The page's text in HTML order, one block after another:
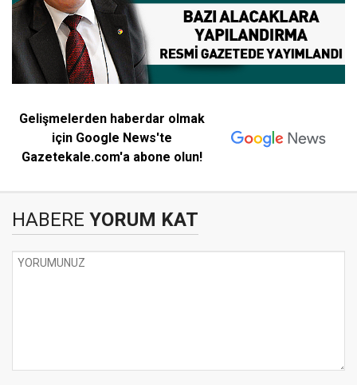
Gelişmelerden haberdar olmak
için Google News'te
Gazetekale.com'a abone olun!
HABERE YORUM KAT